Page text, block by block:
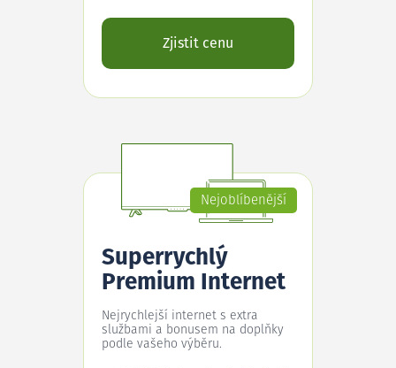
Zjistit cenu
Nejoblíbenější
Superrychlý
Premium Internet
Nejrychlejší internet s extra
službami a bonusem na doplňky
podle vašeho výběru.